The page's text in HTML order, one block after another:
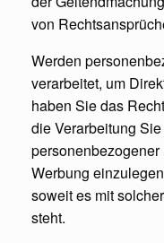
von
Werden
verarbeitet, um
haben Sie das
die Verarbeitung
Werbung
soweit es mit
steht.